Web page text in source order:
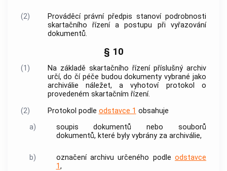
(2)
Prováděcí právní předpis stanoví podrobnosti
skartačního řízení a postupu při vyřazování
dokumentů.
§ 10
(1) Na základě skartačního řízení příslušný archiv
určí, do čí péče budoudokumenty vybrané jako
archiválie náležet, a vyhotoví protokol o
provedeném skartačním řízení.
(2)
Protokol podle odstavce 1 obsahuje
a)
soupisdokumentů nebo souborů
dokumentů, které byly vybrány za archiválie,
b) označení archivu určeného podleodstavce
1,